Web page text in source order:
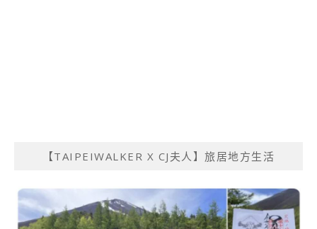
【TAIPEIWALKER X CJ夫人】旅居地方生活